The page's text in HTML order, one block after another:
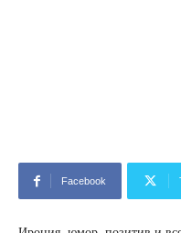
Facebook